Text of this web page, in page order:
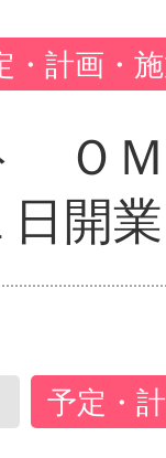
・計画・
Ｏ
開業
予定・